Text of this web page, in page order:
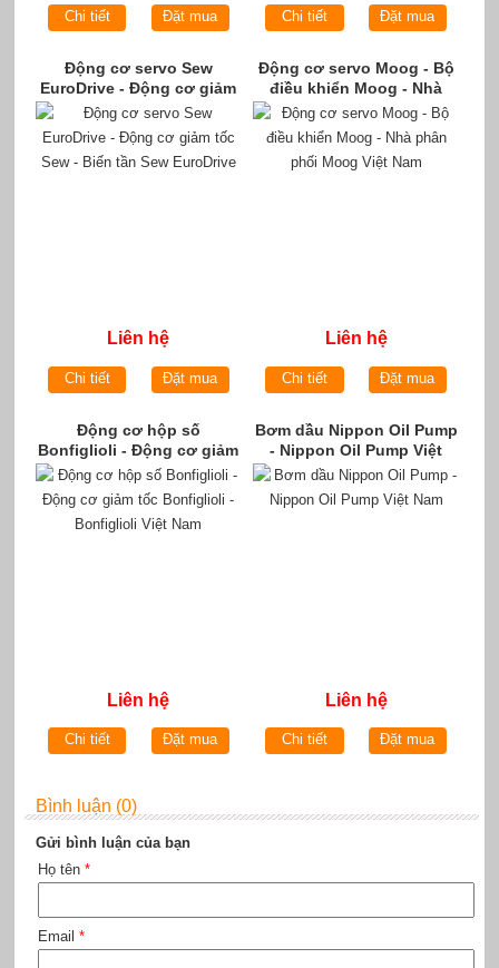
Chi tiết Đặt mua Chi tiết Đặt mua
Động cơ servo Sew
EuroDrive - Động cơ giảm
tốc Sew - Biến tần Sew
EuroDrive
Liên hệ
Chi tiết Đặt mua
Động cơ servo Moog - Bộ
điều khiển Moog - Nhà
phân phối Moog Việt Nam
Liên hệ
Chi tiết Đặt mua
Động cơ hộp số
Bonfiglioli - Động cơ giảm
tốc Bonfiglioli - Bonfiglioli
Việt Nam
Liên hệ
Chi tiết Đặt mua
Bơm dầu Nippon Oil Pump
- Nippon Oil Pump Việt
Nam
Liên hệ
Chi tiết Đặt mua
Bình luận (0)
Gửi bình luận của bạn
Họ tên *
Email *